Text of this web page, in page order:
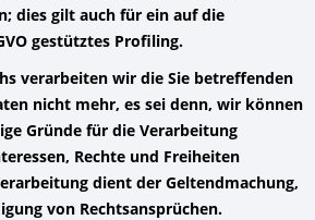
dies gilt auch für ein auf die
gestütztes Profiling.
verarbeiten wir die Sie betreffenden
nicht mehr, es sei denn, wir können
Gründe für die Verarbeitung
Rechte und Freiheiten
dient der Geltendmachung,
von Rechtsansprüchen.